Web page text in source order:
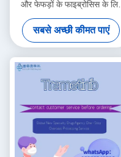
और फेफड़ों के फाइब्रोसिस के लिए
नरम कैप्सूल
सबसे अच्छी कीमत पाएं